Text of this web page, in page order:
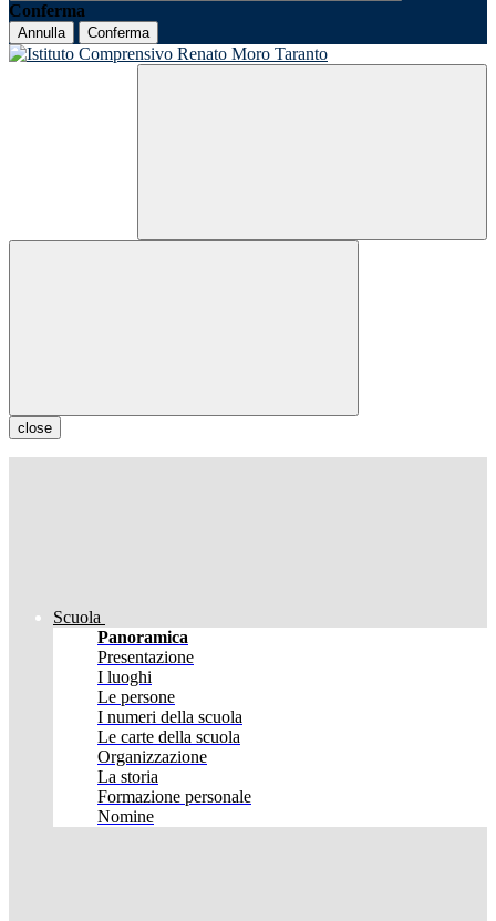
Conferma
Annulla Conferma
close
Scuola
Panoramica
Presentazione
I luoghi
Le persone
I numeri della scuola
Le carte della scuola
Organizzazione
La storia
Formazione personale
Nomine